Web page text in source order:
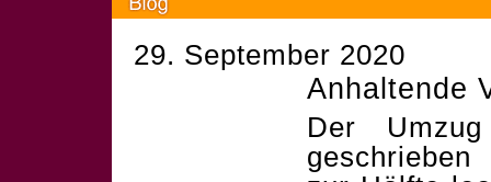
29. September 2020
Anhaltende
Der